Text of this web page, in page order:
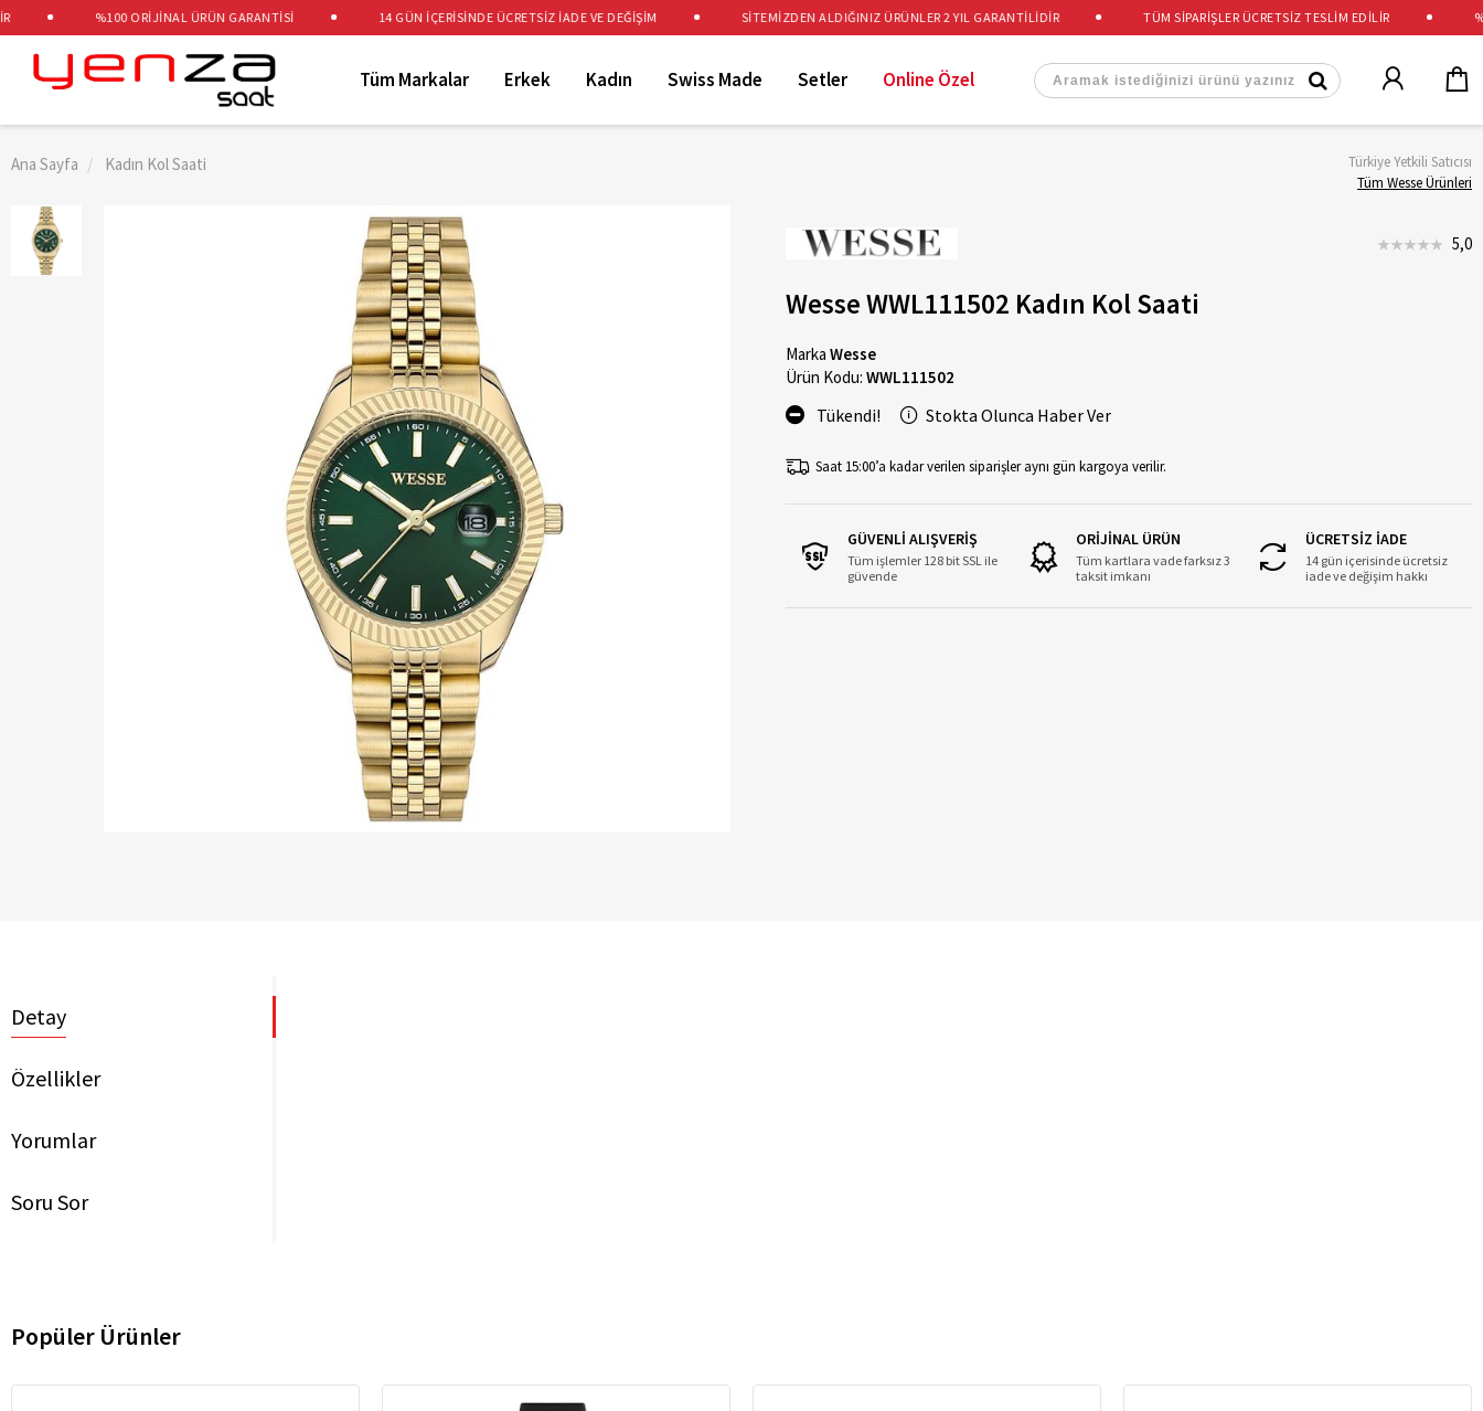
TÜM SİPARİŞLER ÜCRETSİZ TESLİM EDİLİR
%100 ORİJİNAL ÜRÜN GARANTİSİ 14 GÜN İÇERİSİNDE ÜCRETSİZ İADE VE DEĞİŞİM SİTEMİZDEN ALDIĞINIZ ÜRÜNLER 2 YIL GARANTİLİDİR
Tüm Markalar Erkek Kadın Swiss Made Setler Online Özel
Ana Sayfa Kadın Kol Saati
Türkiye Yetkili Satıcısı
Tüm Wesse Ürünleri
5,0
Wesse WWL111502 Kadın Kol Saati
Marka Wesse
Ürün Kodu: WWL111502
Tükendi! Stokta Olunca Haber Ver
Saat 15:00’a kadar verilen siparişler aynı gün kargoya verilir.
GÜVENLİ ALIŞVERİŞ
Tüm işlemler 128 bit SSL ile
güvende
ORİJİNAL ÜRÜN
Tüm kartlara vade farksız 3
taksit imkanı
ÜCRETSİZ İADE
14 gün içerisinde ücretsiz
iade ve değişim hakkı
Detay
Özellikler
Yorumlar
Soru Sor
Popüler Ürünler